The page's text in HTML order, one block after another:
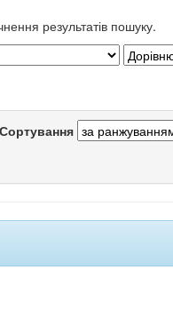
результатів пошуку.
Сортування